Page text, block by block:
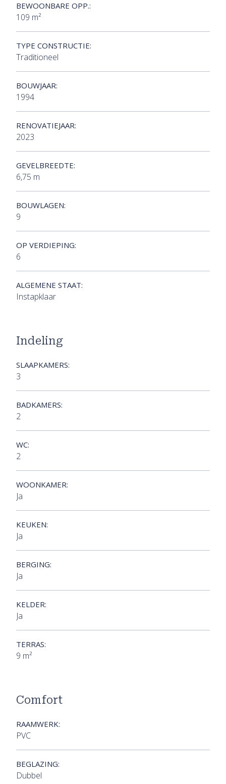
BEWOONBARE OPP.:
109 m²
TYPE CONSTRUCTIE:
Traditioneel
BOUWJAAR:
1994
RENOVATIEJAAR:
2023
GEVELBREEDTE:
6,75 m
BOUWLAGEN:
9
OP VERDIEPING:
6
ALGEMENE STAAT:
Instapklaar
Indeling
SLAAPKAMERS:
3
BADKAMERS:
2
WC:
2
WOONKAMER:
Ja
KEUKEN:
Ja
BERGING:
Ja
KELDER:
Ja
TERRAS:
9 m²
Comfort
RAAMWERK:
PVC
BEGLAZING:
Dubbel